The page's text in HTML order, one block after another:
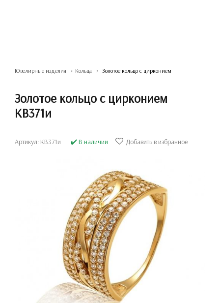
Ювелирные изделия Кольца Золотое кольцо с цирконием
Золотое кольцо с цирконием
КВ371и
Артикул: КВ371и ✔️ В наличии Добавить в избранное